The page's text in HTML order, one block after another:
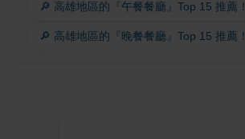
🔎 高雄地區的『午餐餐廳』Top 15 推薦！
🔎 高雄地區的『晚餐餐廳』Top 15 推薦！